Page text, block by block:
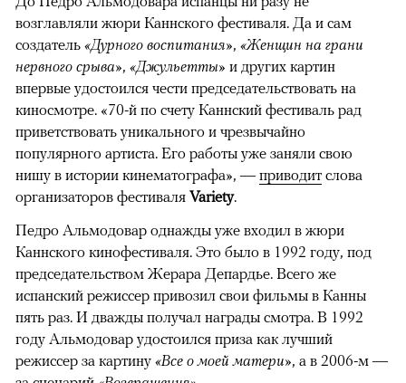
возглавляли жюри Каннского фестиваля. Да и сам
создатель «Дурного воспитания», «Женщин на грани
нервного срыва», «Джульетты» и других картин
впервые удостоился чести председательствовать на
киносмотре. «70-й по счету Каннский фестиваль рад
приветствовать уникального и чрезвычайно
популярного артиста. Его работы уже заняли свою
нишу в истории кинематографа», — приводит слова
организаторов фестиваля Variety.
Педро Альмодовар однажды уже входил в жюри
Каннского кинофестиваля. Это было в 1992 году, под
председательством Жерара Депардье. Всего же
испанский режиссер привозил свои фильмы в Канны
пять раз. И дважды получал награды смотра. В 1992
году Альмодовар удостоился приза как лучший
режиссер за картину «Все о моей матери», а в 2006-м —